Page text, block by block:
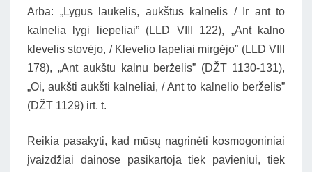
Arba: „Lygus laukelis, aukštus kalnelis / Ir ant to
kalnelia lygi liepeliai” (LLD VIII 122), „Ant kalno
klevelis stovėjo, / Klevelio lapeliai mirgėjo” (LLD VIII
178), „Ant aukštu kalnu berželis” (DŽT 1130-131),
„Oi, aukšti aukšti kalneliai, / Ant to kalnelio berželis”
(DŽT 1129) irt. t.
Reikia pasakyti, kad mūsų nagrinėti kosmogoniniai
įvaizdžiai dainose pasikartoja tiek pavieniui, tiek